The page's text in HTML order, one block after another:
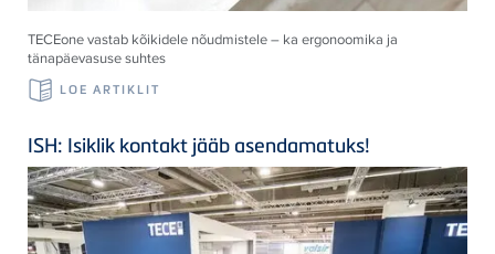
TECEone vastab kõikidele nõudmistele – ka ergonoomika ja
tänapäevasuse suhtes
LOE ARTIKLIT
ISH: Isiklik kontakt jääb asendamatuks!